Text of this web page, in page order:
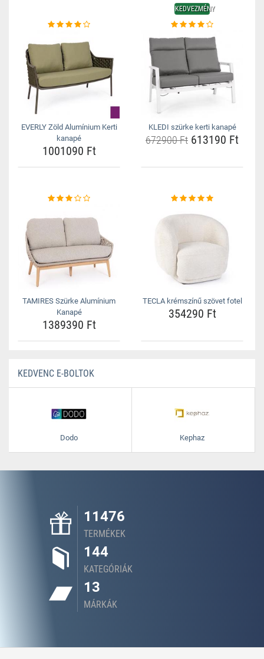
EVERLY Zöld Alumínium Kerti
kanapé
1001090 Ft
KEDVEZMÉNY
KLEDI szürke kerti kanapé
672900 Ft 613190 Ft
TAMIRES Szürke Alumínium
Kanapé
1389390 Ft
TECLA krémszínű szövet fotel
354290 Ft
KEDVENC E-BOLTOK
Dodo Kephaz
11476
TERMÉKEK
144
KATEGÓRIÁK
13
MÁRKÁK